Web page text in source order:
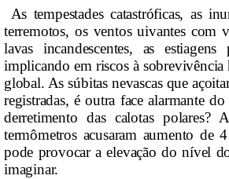
As tempestades catastróficas, as
terremotos, os ventos uivantes com
lavas incandescentes, as
implicando em riscos à sobrevivência
global. As súbitas nevascas que
registradas, é outra face alarmante
derretimento das calotas polares?
termômetros acusaram aumento
pode provocar a elevação do nível
imaginar.